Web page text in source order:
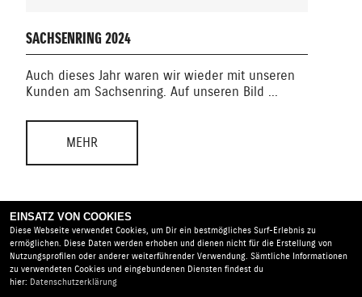
SACHSENRING 2024
Auch dieses Jahr waren wir wieder mit unseren
Kunden am Sachsenring. Auf unseren Bild ...
MEHR
EINSATZ VON COOKIES
Diese Webseite verwendet Cookies, um Dir ein bestmögliches Surf-Erlebnis zu
ermöglichen. Diese Daten werden erhoben und dienen nicht für die Erstellung von
Nutzungsprofilen oder anderer weiterführender Verwendung. Sämtliche Informationen
zu verwendeten Cookies und eingebundenen Diensten findest du
hier: Datenschutzerklärung